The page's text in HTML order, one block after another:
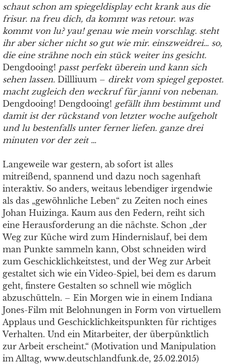
schaut schon am spiegeldisplay echt krank aus die
frisur. na freu dich, da kommt was retour. was
kommt von lu? yau! genau wie mein vorschlag. steht
ihr aber sicher nicht so gut wie mir. einszweidrei… so,
die eine strähne noch ein stück weiter ins gesicht.
Dengdooing! passt perfekt überein und kann sich
sehen lassen. Dillliuum – direkt vom spiegel gepostet.
macht zugleich den weckruf für janni von nebenan.
Dengdooing! Dengdooing! gefällt ihm bestimmt und
damit ist der rückstand von letzter woche aufgeholt
und lu bestenfalls unter ferner liefen. ganze drei
minuten vor der zeit …
Langeweile war gestern, ab sofort ist alles
mitreißend, spannend und dazu noch sagenhaft
interaktiv. So anders, weitaus lebendiger irgendwie
als das „gewöhnliche Leben“ zu Zeiten noch eines
Johan Huizinga. Kaum aus den Federn, reiht sich
eine Herausforderung an die nächste. Schon „der
Weg zur Küche wird zum Hindernislauf, bei dem
man Punkte sammeln kann, Obst schneiden wird
zum Geschicklichkeitstest, und der Weg zur Arbeit
gestaltet sich wie ein Video-Spiel, bei dem es darum
geht, finstere Gestalten so schnell wie möglich
abzuschütteln. – Ein Morgen wie in einem Indiana
Jones-Film mit Belohnungen in Form von virtuellem
Applaus und Geschicklichkeitspunkten für richtiges
Verhalten. Und ein Mitarbeiter, der überpünktlich
zur Arbeit erscheint.“ (Motivation und Manipulation
im Alltag, www.deutschlandfunk.de, 25.02.2015)